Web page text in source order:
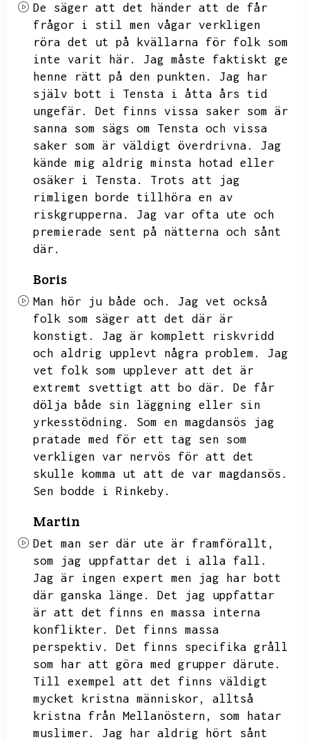
De säger att det händer att de får
frågor i stil men vågar verkligen
röra det ut på kvällarna för folk som
inte varit här.
Jag måste faktiskt ge
henne rätt på den punkten.
Jag har
själv bott i Tensta i åtta års tid
ungefär.
Det finns vissa saker som är
sanna som sägs om Tensta och vissa
saker som är väldigt överdrivna.
Jag
kände mig aldrig minsta hotad eller
osäker i Tensta.
Trots att jag
rimligen borde tillhöra en av
riskgrupperna.
Jag var ofta ute och
premierade sent på nätterna och sånt
där.
Boris
Man hör ju både och.
Jag vet också
folk som säger att det där är
konstigt.
Jag är komplett riskvridd
och aldrig upplevt några problem.
Jag
vet folk som upplever att det är
extremt svettigt att bo där.
De får
dölja både sin läggning eller sin
yrkesstödning.
Som en magdansös jag
pratade med för ett tag sen som
verkligen var nervös för att det
skulle komma ut att de var magdansös.
Sen bodde i Rinkeby.
Martin
Det man ser där ute är framförallt,
som jag uppfattar det i alla fall.
Jag är ingen expert men jag har bott
där ganska länge.
Det jag uppfattar
är att det finns en massa interna
konflikter.
Det finns massa
perspektiv.
Det finns specifika gråll
som har att göra med grupper därute.
Till exempel att det finns väldigt
mycket kristna människor,
alltså
kristna från Mellanöstern,
som hatar
muslimer.
Jag har aldrig hört sånt